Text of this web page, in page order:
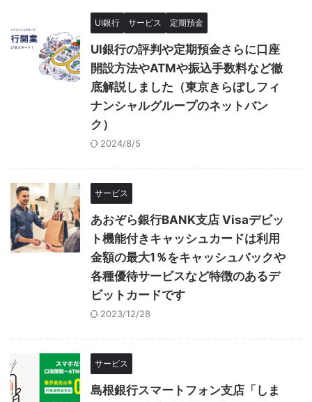
UI銀行 サービス 定期預金
UI銀行の評判や定期預金さらに口座
開設方法やATMや振込手数料など徹
底解説しました（東京きらぼしフィ
ナンシャルグループのネットバン
ク）
2024/8/5
サービス
あおぞら銀行BANK支店 Visaデビッ
ト機能付きキャッシュカードは利用
金額の最大1％をキャッシュバックや
各種優待サービスなど特徴のあるデ
ビットカードです
2023/12/28
サービス
島根銀行スマートフォン支店「しま